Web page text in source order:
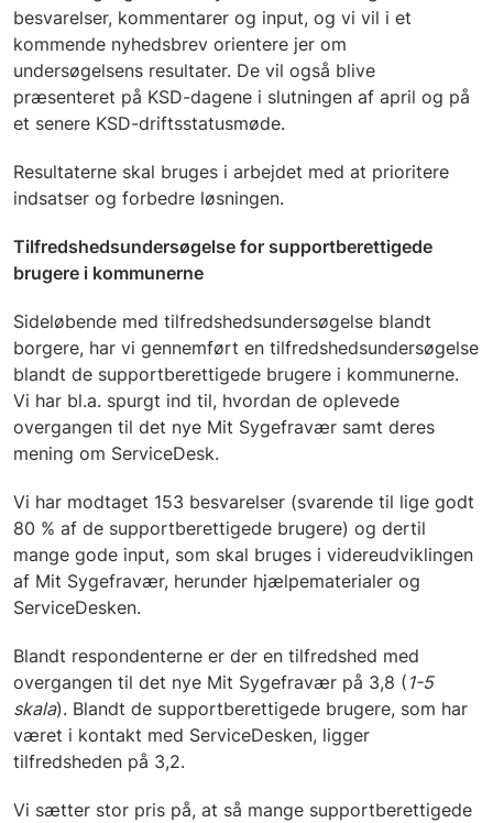
besvarelser, kommentarer og input, og vi vil i et
kommende nyhedsbrev orientere jer om
undersøgelsens resultater. De vil også blive
præsenteret på KSD-dagene i slutningen af april og på
et senere KSD-driftsstatusmøde.
Resultaterne skal bruges i arbejdet med at prioritere
indsatser og forbedre løsningen.
Tilfredshedsundersøgelse for supportberettigede
brugere i kommunerne
Sideløbende med tilfredshedsundersøgelse blandt
borgere, har vi gennemført en tilfredshedsundersøgelse
blandt de supportberettigede brugere i kommunerne.
Vi har bl.a. spurgt ind til, hvordan de oplevede
overgangen til det nye Mit Sygefravær samt deres
mening om ServiceDesk.
Vi har modtaget 153 besvarelser (svarende til lige godt
80 % af de supportberettigede brugere) og dertil
mange gode input, som skal bruges i videreudviklingen
af Mit Sygefravær, herunder hjælpematerialer og
ServiceDesken.
Blandt respondenterne er der en tilfredshed med
overgangen til det nye Mit Sygefravær på 3,8 ( 1-5
skala). Blandt de supportberettigede brugere, som har
været i kontakt med ServiceDesken, ligger
tilfredsheden på 3,2.
Vi sætter stor pris på, at så mange supportberettigede